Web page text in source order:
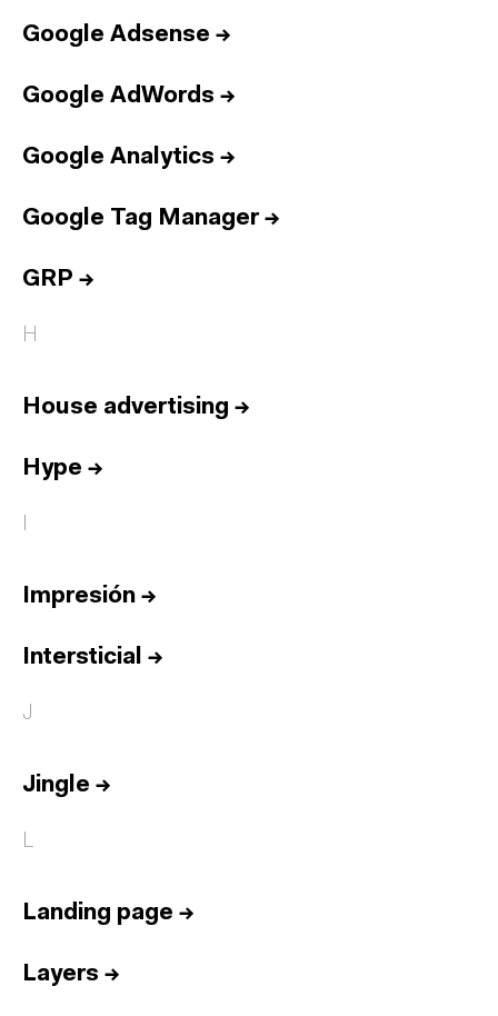
Google Adsense →
Google AdWords →
Google Analytics →
Google Tag Manager→
GRP →
H
House advertising →
Hype →
I
Impresión →
Intersticial →
J
Jingle →
L
Landing page →
Layers →